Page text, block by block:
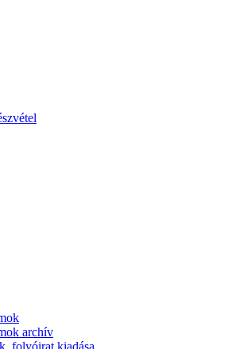
archív
folyóirat kiadása